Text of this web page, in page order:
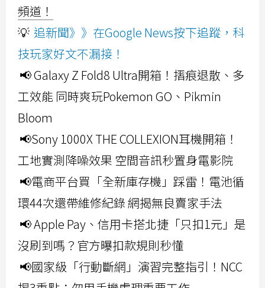
頻道！
💡 追新聞》》在Google News按下追蹤，科
技玩家好文不漏接！
📢 Galaxy Z Fold8 Ultra開箱！摺痕退散、多
工效能 同時爽玩Pokemon GO、Pikmin
Bloom
📢Sony 1000X THE COLLEXION耳機開箱！
工地實測降噪效果 空間音訊秒置身電影院
📢電商平台買「全新庫存機」踩雷！電池循
環44次還帶維修紀錄 網揭無良賣家手法
📢 Apple Pay、信用卡搭北捷「只扣1元」是
沒刷到嗎？官方曝扣款規則秒懂
📢國家級「行動斷網」演習完整指引！NCC